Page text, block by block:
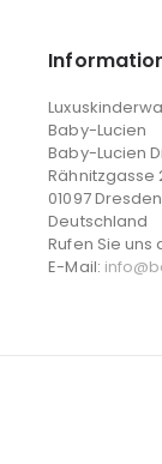
Baby-Lucien
Baby-Lucien
Rähnitzgasse
01097 Dresden
Deutschland
Rufen Sie uns
E-Mail: